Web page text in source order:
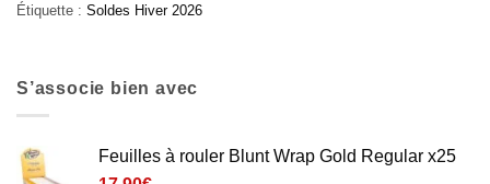
Étiquette : Soldes Hiver 2026
S’associe bien avec
Feuilles à rouler Blunt Wrap Gold Regular x25